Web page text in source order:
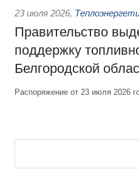
23 июля 2026,
Правительство
поддержку
Белгородской
Распоряжение от 23 июля 2026